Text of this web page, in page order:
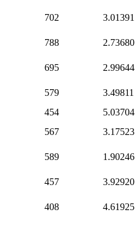
702 3.01391
788 2.73680
695 2.99644
579
3.49811
454
5.03704
567 3.17523
589 1.90246
457 3.92920
408 4.61925